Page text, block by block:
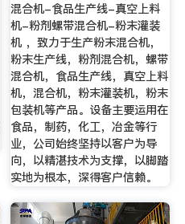
混合机-食品生产线-真空上料
机-粉剂螺带混合机-粉末灌装
机 ，致力于生产粉末混合机，
粉末生产线，粉剂混合机，螺带
混合机，食品生产线，真空上料
机，混合机，粉末灌装机，粉末
包装机等产品。设备主要运用在
食品，制药，化工，冶金等行
业，公司始终坚持以客户为导
向，以精湛技术为支撑，以脚踏
实地为根本，深得客户信赖。